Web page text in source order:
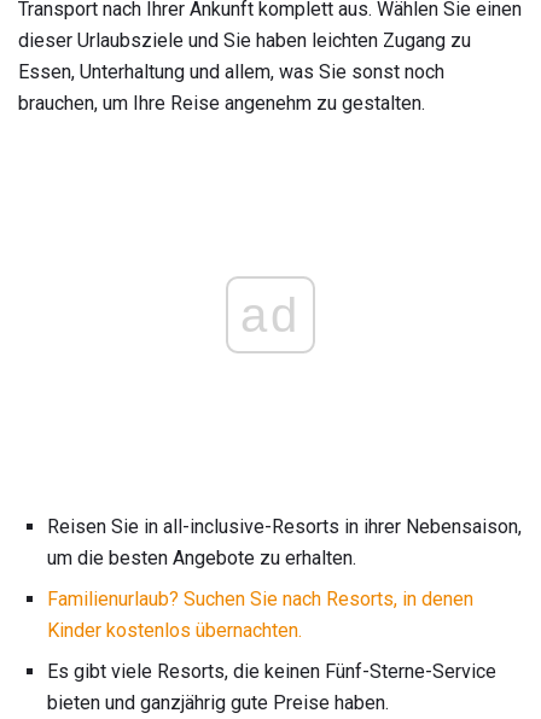
Transport nach Ihrer Ankunft komplett aus. Wählen Sie einen
dieser Urlaubsziele und Sie haben leichten Zugang zu
Essen, Unterhaltung und allem, was Sie sonst noch
brauchen, um Ihre Reise angenehm zu gestalten.
ad
Reisen Sie in all-inclusive-Resorts in ihrer Nebensaison,
um die besten Angebote zu erhalten.
Familienurlaub? Suchen Sie nach Resorts, in denen
Kinder kostenlos übernachten.
Es gibt viele Resorts, die keinen Fünf-Sterne-Service
bieten und ganzjährig gute Preise haben.